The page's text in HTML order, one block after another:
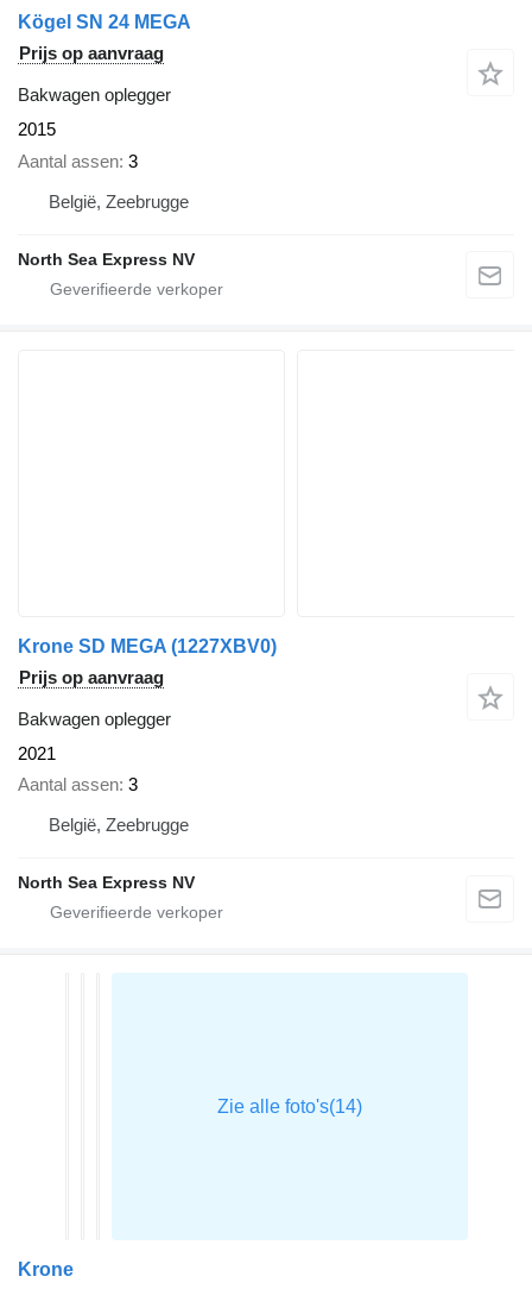
Kögel SN 24 MEGA
Prijs op aanvraag
Bakwagen oplegger
2015
Aantal assen 3
België, Zeebrugge
North Sea Express NV
Krone SD MEGA (1227XBV0)
Prijs op aanvraag
Bakwagen oplegger
2021
Aantal assen 3
België, Zeebrugge
North Sea Express NV
Krone